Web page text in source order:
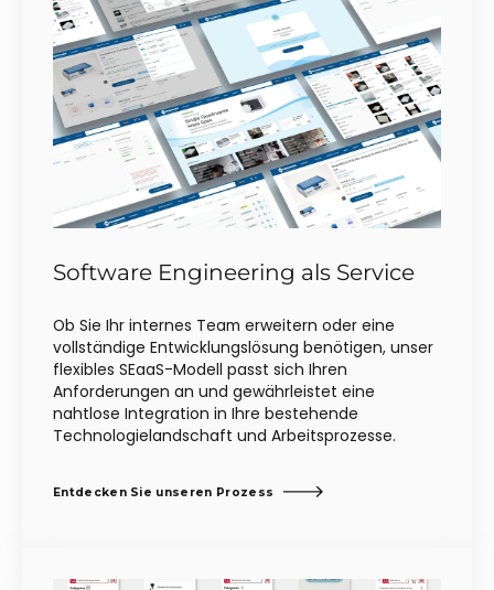
Software Engineering als Service
Ob Sie Ihr internes Team erweitern oder eine
vollständige Entwicklungslösung benötigen, unser
flexibles SEaaS-Modell passt sich Ihren
Anforderungen an und gewährleistet eine
nahtlose Integration in Ihre bestehende
Technologielandschaft und Arbeitsprozesse.
Entdecken Sie unseren Prozess